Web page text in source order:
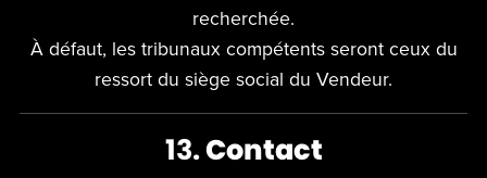
recherchée.
À défaut, les tribunaux compétents seront ceux du
ressort du siège social du Vendeur.
13.Contact